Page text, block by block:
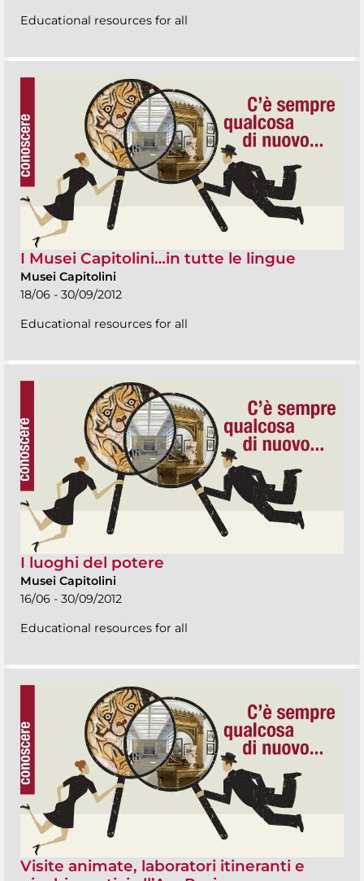
Educational resources for all
I Musei Capitolini…in tutte le lingue
Musei Capitolini
18/06 - 30/09/2012
Educational resources for all
I luoghi del potere
Musei Capitolini
16/06 - 30/09/2012
Educational resources for all
Visite animate, laboratori itineranti e